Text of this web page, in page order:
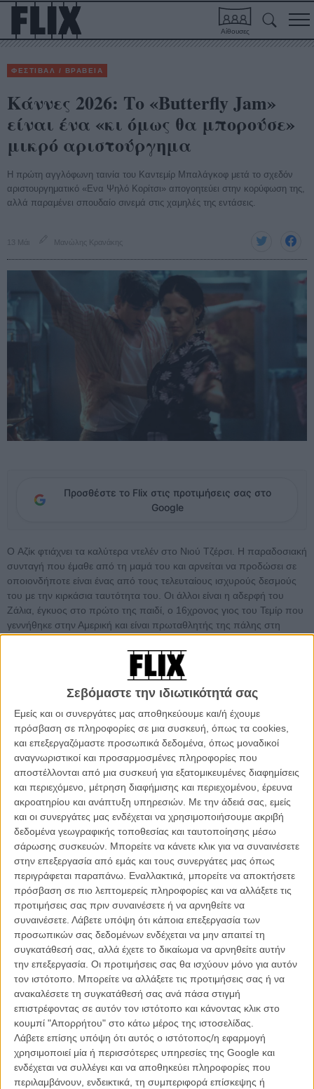
Σεβόμαστε την ιδιωτικότητά σας
Εμείς και οι συνεργάτες μας αποθηκεύουμε και/ή έχουμε
πρόσβαση σε πληροφορίες σε μια συσκευή, όπως τα cookies,
και επεξεργαζόμαστε προσωπικά δεδομένα, όπως μοναδικοί
αναγνωριστικοί και προσαρμοσμένες πληροφορίες που
αποστέλλονται από μια συσκευή για εξατομικευμένες διαφημίσεις
και περιεχόμενο, μέτρηση διαφήμισης και περιεχομένου, έρευνα
ακροατηρίου και ανάπτυξη υπηρεσιών. Με την άδειά σας, εμείς
και οι συνεργάτες μας ενδέχεται να χρησιμοποιήσουμε ακριβή
δεδομένα γεωγραφικής τοποθεσίας και ταυτοποίησης μέσω
σάρωσης συσκευών. Μπορείτε να κάνετε κλικ για να συναινέσετε
στην επεξεργασία από εμάς και τους συνεργάτες μας όπως
περιγράφεται παραπάνω. Εναλλακτικά, μπορείτε να αποκτήσετε
πρόσβαση σε πιο λεπτομερείς πληροφορίες και να αλλάξετε τις
προτιμήσεις σας πριν συναινέσετε ή να αρνηθείτε να
συναινέσετε. Λάβετε υπόψη ότι κάποια επεξεργασία των
προσωπικών σας δεδομένων ενδέχεται να μην απαιτεί τη
συγκατάθεσή σας, αλλά έχετε το δικαίωμα να αρνηθείτε αυτήν
την επεξεργασία. Οι προτιμήσεις σας θα ισχύουν μόνο για αυτόν
τον ιστότοπο. Μπορείτε να αλλάξετε τις προτιμήσεις σας ή να
ανακαλέσετε τη συγκατάθεσή σας ανά πάσα στιγμή
επιστρέφοντας σε αυτόν τον ιστότοπο και κάνοντας κλικ στο
κουμπί "Απορρήτου" στο κάτω μέρος της ιστοσελίδας.
Λάβετε επίσης υπόψη ότι αυτός ο ιστότοπος/η εφαρμογή
χρησιμοποιεί μία ή περισσότερες υπηρεσίες της Google και
ενδέχεται να συλλέγει και να αποθηκεύει πληροφορίες που
περιλαμβάνουν, ενδεικτικά, τη συμπεριφορά επίσκεψης ή
Αίθουσες
ΦΕΣΤΙΒΑΛ / ΒΡΑΒΕΙΑ
Κάννες 2026: Το «Butterfly Jam»
είναι ένα «κι όμως θα μπορούσε»
μικρό αριστούργημα
Η πρώτη αγγλόφωνη ταινία του Καντεμίρ Μπαλάγκοφ μετά το σχεδόν
αριστουργηματικό «Ενα Ψηλό Κορίτσι» απογοητεύει στην κορύφωση της,
αλλά παραμένει σπουδαίο σινεμά στις χαμηλές της εντάσεις.
13 Μάι Μανώλης Κρανάκης
Προσθέστε το Flix στις προτιμήσεις σας στο
Google
O Αζίκ φτιάχνει τα καλύτερα ντελέν στο Νιού Τζέρσι. Η παραδοσιακή
συνταγή που έμαθε από τη μαμά του και αρνείται να προδώσει σε
οποιονδήποτε είναι ένας από τους τελευταίους ισχυρούς δεσμούς
του με την κιρκάσια ταυτότητα του. Οι άλλοι είναι η αδερφή του
Ζάλια, έγκυος στο πρώτο της παιδί, ο 16χρονος γιος του Τεμίρ που
γεννήθηκε στην Αμερική και είναι πρωταθλητής της πάλης στη
που θυμίζει παιδί σε διαρκή ανανέωση του χαμένου χρόνου της
ενηλικίωσης. Το diner που διευθυνουν τα δύο αδέλφια δεν είναι
ακριβώς το εστιατόριο που ονειρεύονται, όπως και ο Αζίκ δεν είναι ο
καλύτερος σεφ στο Νιού Τζέρσι όπως θα ήθελε ο γιος του και ο
Τεμίρ δεν είναι σίγουρο ότι θα καταλήξει ένας αθλητής των
Ολυμπιακών, το μελλοντικό καμάρι μιας ολόκληρης κοινότητας.
Αντιστρέφοντας το «φύλο» από τις δύο πρώτες ταινίες του, το
προκλητικό«Οι Δικοί Μου Ανθρωποι» και το σχεδόν
αριστουργηματικό «Ενα Ψηλό Κορίτσι» , ο Ρώσος Καντεμίρ
Μπαλάγκοφ αφήνει πίσω τα ανατριχιαστικά πορτρέτα γυναικών που
σπάνε τα στεγανά μιας ασφυκτικής πατριαρχικής κοινωνίας,
αντιστρέφοντας ακόμη και τις μεγαλύτερες τραγωδίες.
Στην πρώτη του αγγλόφωνη ταινία, που άνοιξε το Δεκαπενθήμερο
των Σκηνοθετών στο 79ο Διεθνές Φεστιβάλ Κινηματογράφου των
Καννών, εμβαθύνει σε αυτό που χαρακτηρίζουμε «ανδρισμό»: τι
είναι αυτό δηλαδή που κάνει έναν άντρα άντρα σε μια μικρό- ή και
μεγάλη κοινωνία που αυτό έχει ακόμη πολύ μεγάλη σημασία.
Το 79ο Φεστιβάλ Καννών διεξάγεται φέτος από τις 12 μέχρι και
τις 23 Μαΐου. Το Flix θα βρίσκεται στις Κάννες για να σας
μεταφέρει όλα όσα συμβαίνουν μέσα και έξω από τις
αίθουσες. Μαθαίνετε όλα τα νέα στο ειδικό τμήμα του Flix που
ανανεώνεται συνεχώς.
Οχι τυχαία οι ήρωες του «Butterfly Jam» είναι ξένοι, όχι μόνο ως
καταγωγή ή ρίζες, αλλά και ως προς τις ευκαιρίες που τους δίνονται,
το χώρο που τους διατίθεται για να «μεγαλώσουν», τον ουρανό που
τους χαρίζεται για να απλώνουν το βλέμμα τους. Η κλειστή τους